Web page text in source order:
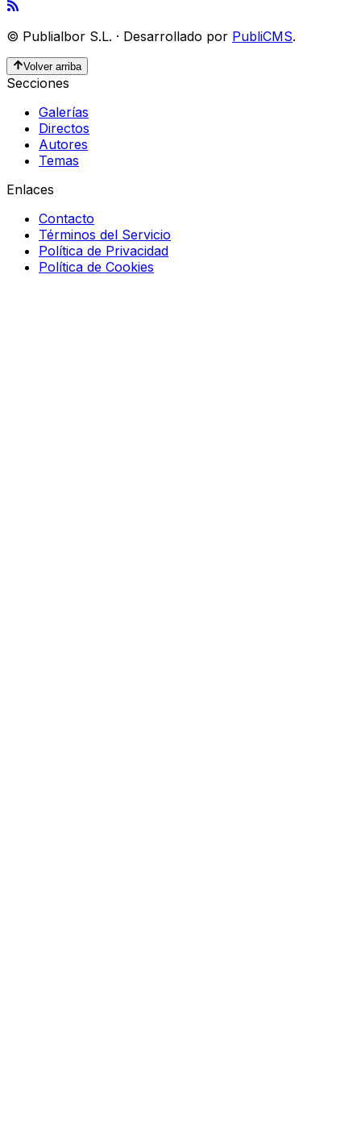
© Publialbor S.L. · Desarrollado por PubliCMS.
Volver arriba
Secciones
Galerías
Directos
Autores
Temas
Enlaces
Contacto
Términos del Servicio
Política de Privacidad
Política de Cookies